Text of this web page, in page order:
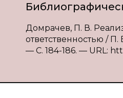
Домрачев, П. В.
ответственностью /
— С. 184-186. — URL: